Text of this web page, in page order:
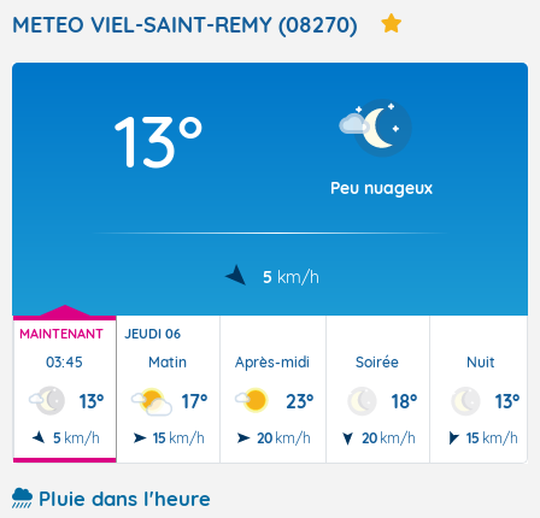
Articles
METEO VIEL-SAINT-REMY (08270)
13°
Peu nuageux
5 km/h
MAINTENANT
03:45
13°
5 km/h
JEUDI 06
Matin
17°
15 km/h
Après-midi
23°
20 km/h
Soirée
18°
20 km/h
Nuit
13°
15 km/h
Pluie dans l'heure